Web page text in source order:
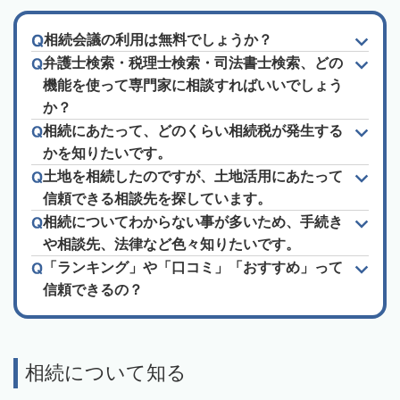
相続会議の利用は無料でしょうか？
弁護士検索・税理士検索・司法書士検索、どの
機能を使って専門家に相談すればいいでしょう
か？
相続にあたって、どのくらい相続税が発生する
かを知りたいです。
土地を相続したのですが、土地活用にあたって
信頼できる相談先を探しています。
相続についてわからない事が多いため、手続き
や相談先、法律など色々知りたいです。
「ランキング」や「口コミ」「おすすめ」って
信頼できるの？
相続について知る